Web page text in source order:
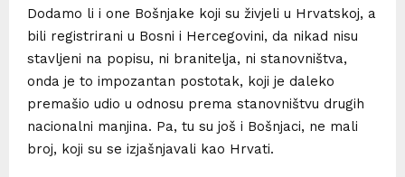
Dodamo li i one Bošnjake koji su živjeli u Hrvatskoj, a
bili registrirani u Bosni i Hercegovini, da nikad nisu
stavljeni na popisu, ni branitelja, ni stanovništva,
onda je to impozantan postotak, koji je daleko
premašio udio u odnosu prema stanovništvu drugih
nacionalni manjina. Pa, tu su još i Bošnjaci, ne mali
broj, koji su se izjašnjavali kao Hrvati.